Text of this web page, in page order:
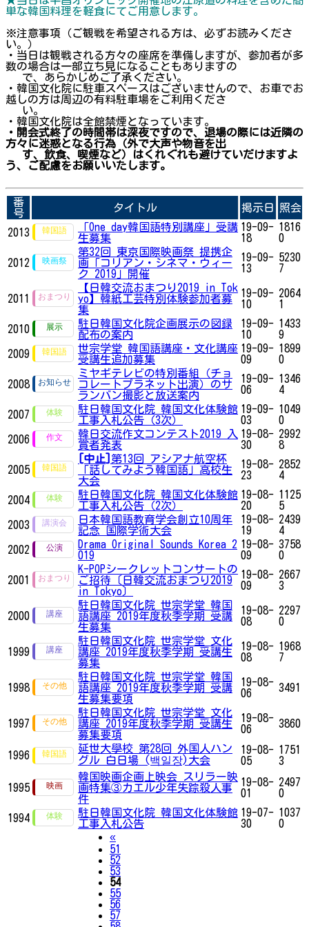
単な韓国料理を軽食にてご用意します。
※注意事項（ご観戦を希望される方は、必ずお読みくださ
い。）
・当日は観戦される方々の座席を準備しますが、参加者が多
数の場合は一部立ち見になることもありますの
で、あらかじめご了承ください。
・韓国文化院に駐車スペースはございませんので、お車でお
越しの方は周辺の有料駐車場をご利用くださ
い。
・韓国文化院は全館禁煙となっています。
・開会式終了の時間帯は深夜ですので、退場の際には近隣の
方々に迷惑となる行為（外で大声や物音を出
す、飲食、喫煙など）はくれぐれも避けていだけますよ
う、ご配慮をお願いいたします。
番
号
タイトル 掲示日 照会
2013
「One day韓国語特別講座」受講
生募集
19-09-
18
1816
0
2012
第32回 東京国際映画祭 提携企
画「コリアン・シネマ・ウィー
ク 2019」開催
19-09-
13
5230
7
2011
【日韓交流おまつり2019 in Tok
yo】韓紙工芸特別体験参加者募
集
19-09-
10
2064
1
2010
駐日韓国文化院企画展示の図録
配布の案内
19-09-
10
1433
9
2009
世宗学堂 韓国語講座・文化講座
受講生追加募集
19-09-
09
1899
0
2008
ミヤギテレビの特別番組（チョ
コレートプラネット出演）のサ
ランバン撮影と放送案内
19-09-
06
1346
4
2007
駐日韓国文化院 韓国文化体験館
工事入札公告（3次）
19-09-
03
1049
0
2006
韓日交流作文コンテスト2019 入
賞者発表
19-08-
30
2992
8
2005
[中止] 第13回 アシアナ航空杯
「話してみよう韓国語」高校生
大会
19-08-
23
2852
4
2004
駐日韓国文化院 韓国文化体験館
工事入札公告（2次）
19-08-
20
1125
5
2003
日本韓国語教育学会創立10周年
記念 国際学術大会
19-08-
19
2439
4
2002
Drama Original Sounds Korea 2
019
19-08-
09
3758
0
2001
K-POPシークレットコンサートの
ご招待〔日韓交流おまつり2019
in Tokyo〕
19-08-
09
2667
3
2000
駐日韓国文化院 世宗学堂 韓国
語講座 2019年度秋季学期 受講
生募集
19-08-
08
2297
0
1999
駐日韓国文化院 世宗学堂 文化
講座 2019年度秋季学期 受講生
募集
19-08-
08
1968
7
1998
駐日韓国文化院 世宗学堂 韓国
語講座 2019年度秋季学期 受講
生募集要項
19-08-
06
3491
1997
駐日韓国文化院 世宗学堂 文化
講座 2019年度秋季学期 受講生
募集要項
19-08-
06
3860
1996
延世大學校 第28回 外国人ハン
グル 白日場 (백일장)大会
19-08-
05
1751
3
1995
韓国映画企画上映会 スリラー映
画特集③カエル少年失踪殺人事
件
19-08-
01
2497
0
1994
駐日韓国文化院 韓国文化体験館
工事入札公告
19-07-
30
1037
0
«Previous
51
52
53
54
55
56
57